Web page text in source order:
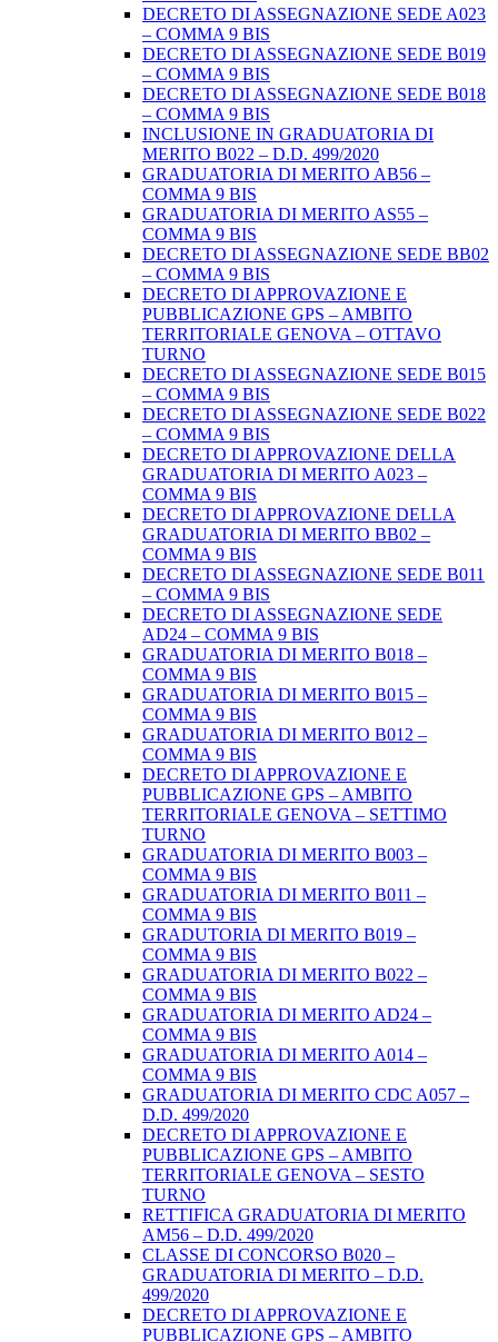
DECRETO DI ASSEGNAZIONE SEDE A023
– COMMA 9 BIS
DECRETO DI ASSEGNAZIONE SEDE B019
– COMMA 9 BIS
DECRETO DI ASSEGNAZIONE SEDE B018
– COMMA 9 BIS
INCLUSIONE IN GRADUATORIA DI
MERITO B022 – D.D. 499/2020
GRADUATORIA DI MERITO AB56 –
COMMA 9 BIS
GRADUATORIA DI MERITO AS55 –
COMMA 9 BIS
DECRETO DI ASSEGNAZIONE SEDE BB02
– COMMA 9 BIS
DECRETO DI APPROVAZIONE E
PUBBLICAZIONE GPS – AMBITO
TERRITORIALE GENOVA – OTTAVO
TURNO
DECRETO DI ASSEGNAZIONE SEDE B015
– COMMA 9 BIS
DECRETO DI ASSEGNAZIONE SEDE B022
– COMMA 9 BIS
DECRETO DI APPROVAZIONE DELLA
GRADUATORIA DI MERITO A023 –
COMMA 9 BIS
DECRETO DI APPROVAZIONE DELLA
GRADUATORIA DI MERITO BB02 –
COMMA 9 BIS
DECRETO DI ASSEGNAZIONE SEDE B011
– COMMA 9 BIS
DECRETO DI ASSEGNAZIONE SEDE
AD24 – COMMA 9 BIS
GRADUATORIA DI MERITO B018 –
COMMA 9 BIS
GRADUATORIA DI MERITO B015 –
COMMA 9 BIS
GRADUATORIA DI MERITO B012 –
COMMA 9 BIS
DECRETO DI APPROVAZIONE E
PUBBLICAZIONE GPS – AMBITO
TERRITORIALE GENOVA – SETTIMO
TURNO
GRADUATORIA DI MERITO B003 –
COMMA 9 BIS
GRADUATORIA DI MERITO B011 –
COMMA 9 BIS
GRADUTORIA DI MERITO B019 –
COMMA 9 BIS
GRADUATORIA DI MERITO B022 –
COMMA 9 BIS
GRADUATORIA DI MERITO AD24 –
COMMA 9 BIS
GRADUATORIA DI MERITO A014 –
COMMA 9 BIS
GRADUATORIA DI MERITO CDC A057 –
D.D. 499/2020
DECRETO DI APPROVAZIONE E
PUBBLICAZIONE GPS – AMBITO
TERRITORIALE GENOVA – SESTO
TURNO
RETTIFICA GRADUATORIA DI MERITO
AM56 – D.D. 499/2020
CLASSE DI CONCORSO B020 –
GRADUATORIA DI MERITO – D.D.
499/2020
DECRETO DI APPROVAZIONE E
PUBBLICAZIONE GPS – AMBITO